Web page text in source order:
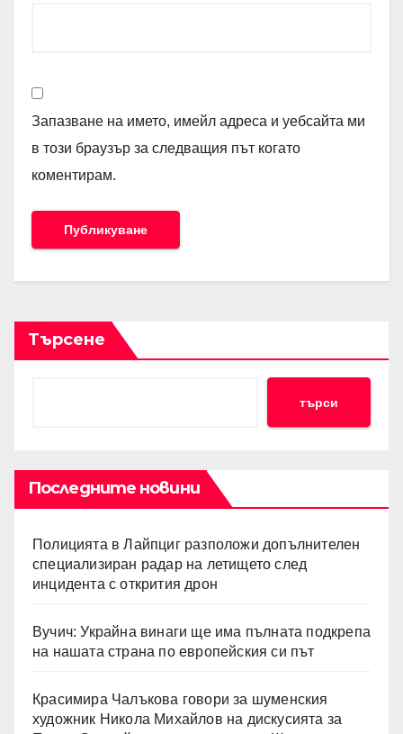
Запазване на името, имейл адреса и уебсайта ми
в този браузър за следващия път когато
коментирам.
Търсене
търси
Последните новини
Полицията в Лайпциг разположи допълнителен
специализиран радар на летището след
инцидента с открития дрон
Вучич: Украйна винаги ще има пълната подкрепа
на нашата страна по европейския си път
Красимира Чалъкова говори за шуменския
художник Никола Михайлов на дискусията за